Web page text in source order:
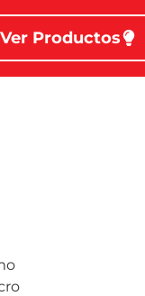
Ver Productos